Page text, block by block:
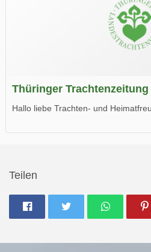
Thüringer Trachtenzeitung
Hallo liebe Trachten- und
Teilen